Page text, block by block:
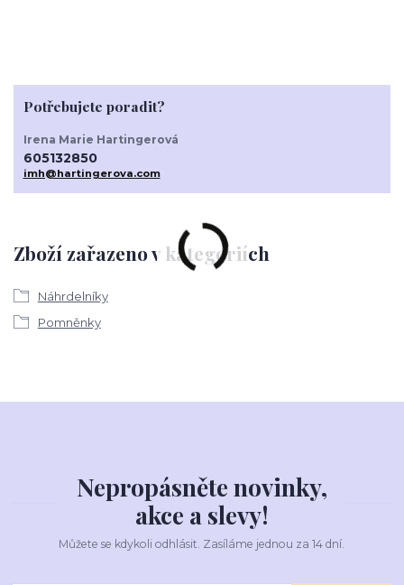
Zboží zařazeno v kategoriích
Náhrdelníky
Pomněnky
Potřebujete poradit?
Irena Marie Hartingerová
605132850
imh@hartingerova.com
Nepropásněte novinky,
akce a slevy!
Můžete se kdykoli odhlásit. Zasíláme jednou za 14 dní.